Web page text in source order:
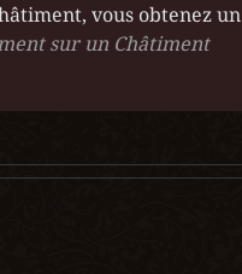
vous obtenez un
sur un Châtiment